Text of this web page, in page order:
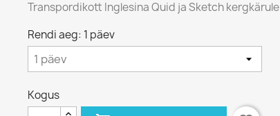
Transpordikott Inglesina Quid ja Sketch kergkärule
Rendi aeg: 1 päev
Kogus